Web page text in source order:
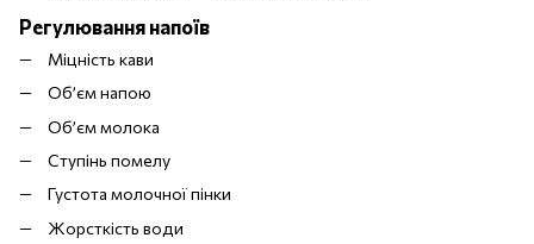
Регулювання напоїв
Міцність кави
Об’єм напою
Об’єм молока
Ступінь помелу
Густота молочної пінки
Жорсткість води